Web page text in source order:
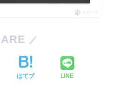
ポチップ
はてブ LINE